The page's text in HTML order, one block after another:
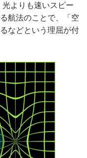
よりも速いスピー
航法のことで、「空
などという理屈が付